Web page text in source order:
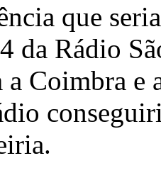
que
da Rádio
a Coimbra e